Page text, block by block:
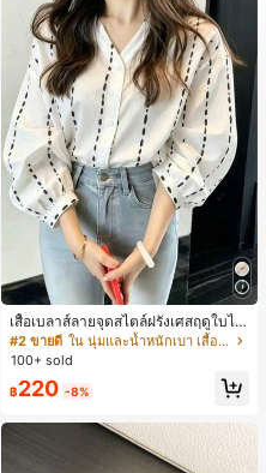
เสื้อเบลาส์ลายจุดสไตล์ฝรั่งเศสฤดูใบไม้
ร่วง, ทรงเข้ารูป, แขนยาวคอวี, สไตล์ให
ม่ฤดูใบไม้ผลิ, ป้องกันแสงแดด, ใส่ไป
#2 ขายดี
ใน นุ่มและน้ำหนักเบา เสื้อสตรี เสื้อเบลาส์ & Tee
100+ sold
฿220 -8%